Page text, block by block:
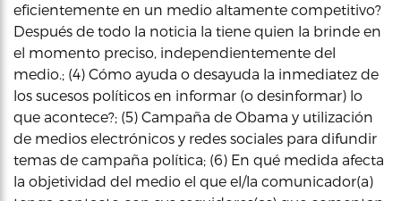
eficientemente en un medio altamente competitivo?
Después de todo la noticia la tiene quien la brinde en
el momento preciso, independientemente del
medio.; (4) Cómo ayuda o desayuda la inmediatez de
los sucesos políticos en informar (o desinformar) lo
que acontece?; (5) Campaña de Obama y utilización
de medios electrónicos y redes sociales para difundir
temas de campaña política; (6) En qué medida afecta
la objetividad del medio el que el/la comunicador(a)